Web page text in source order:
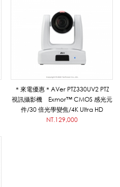
＊來電優惠＊AVer PTZ330UV2 PTZ
視訊攝影機 Exmor™ CMOS 感光元
件/30 倍光學變焦/4K Ultra HD
NT.129,000